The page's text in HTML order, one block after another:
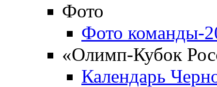
Фото
Фото команды-
«Олимп-Кубок
Календарь